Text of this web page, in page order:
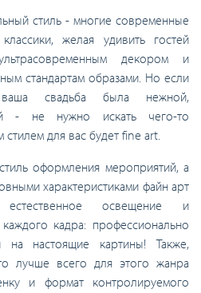
стиль - многие современные
желая удивить гостей
декором и
стандартам образами. Но если
свадьба была нежной,
- не нужно искать чего-то
для вас будет fine art.
оформления мероприятий, а
характеристиками файн арт
естественное освещение и
кадра: профессионально
настоящие картины! Также,
лучше всего для этого жанра
и формат контролируемого